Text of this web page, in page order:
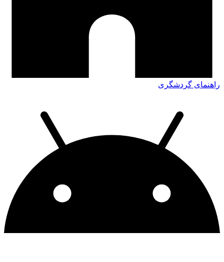
راهنمای گردشگری